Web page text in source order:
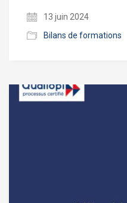
13 juin 2024
Bilans de formations